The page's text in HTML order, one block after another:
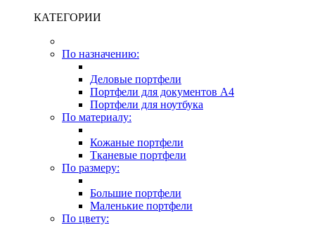
КАТЕГОРИИ
По назначению:
Деловые портфели
Портфели для документов A4
Портфели для ноутбука
По материалу:
Кожаные портфели
Тканевые портфели
По размеру:
Большие портфели
Маленькие портфели
По цвету: